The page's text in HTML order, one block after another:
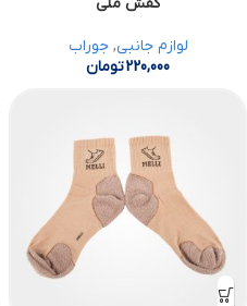
لوازم جانبی,جوراب
220,000تومان